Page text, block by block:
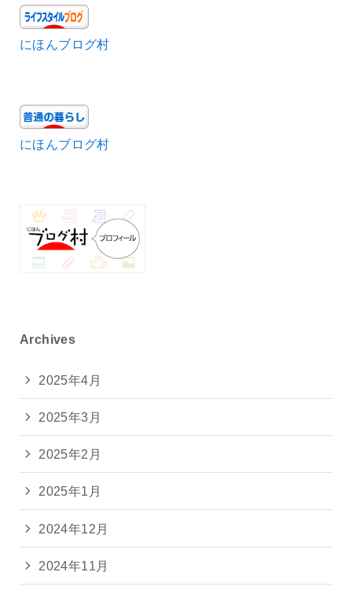
にほんブログ村
にほんブログ村
Archives
2025年4月
2025年3月
2025年2月
2025年1月
2024年12月
2024年11月